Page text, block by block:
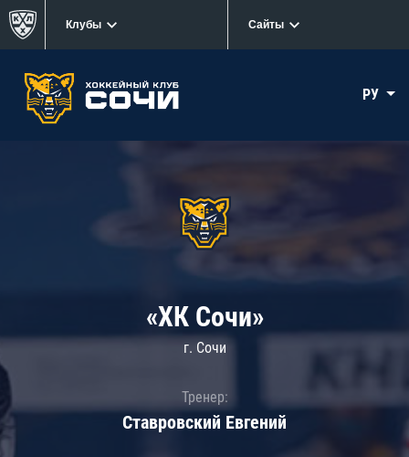
Клубы Сайты
РУ
«ХК Сочи»
г. Сочи
Тренер:
Ставровский Евгений